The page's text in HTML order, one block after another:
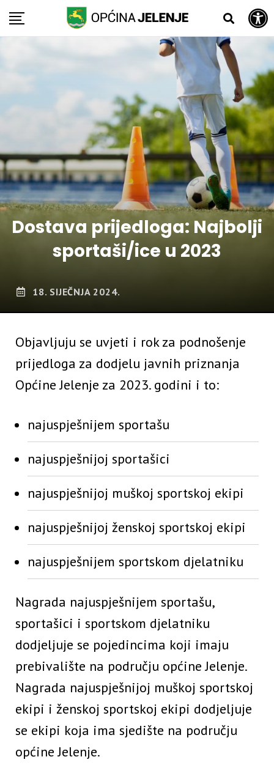
Open toolbar
Skip
Dostava prijedloga: Najbolji
sportaši/ice u 2023
18. SIJEČNJA 2024.
Objavljuju se uvjeti i rok za podnošenje
prijedloga za dodjelu javnih priznanja
Općine Jelenje za 2023. godini i to:
najuspješnijem sportašu
najuspješnijoj sportašici
najuspješnijoj muškoj sportskoj ekipi
najuspješnijoj ženskoj sportskoj ekipi
najuspješnijem sportskom djelatniku
Nagrada najuspješnijem sportašu,
sportašici i sportskom djelatniku
dodjeljuje se pojedincima koji imaju
prebivalište na području općine Jelenje.
Nagrada najuspješnijoj muškoj sportskoj
ekipi i ženskoj sportskoj ekipi dodjeljuje
se ekipi koja ima sjedište na području
općine Jelenje.